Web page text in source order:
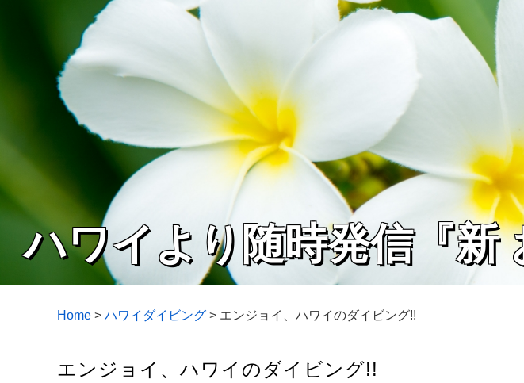
ハワイより随時発信『新
Home > ハワイダイビング > エンジョイ、ハワイのダイビング!!
エンジョイ、ハワイのダイビング!!